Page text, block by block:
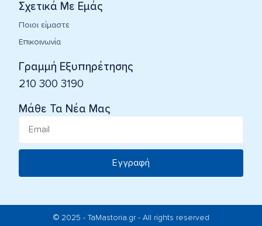
Σχετικά Με Εμάς
Ποιοι είμαστε
Επικοινωνία
Γραμμή Εξυπηρέτησης
210 300 3190
Μάθε Τα Νέα Μας
Εγγραφή
© 2025 - TaMastoria.gr - All rights reserved